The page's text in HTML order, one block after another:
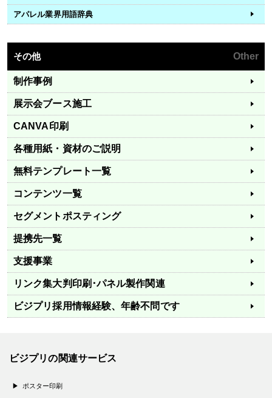
アパレル業界用語辞典
その他 Other
制作事例
展示会ブース施工
CANVA印刷
各種用紙・資材のご説明
無料テンプレート一覧
コンテンツ一覧
セグメントポスティング
提携先一覧
支援事業
リンク集大判印刷･パネル製作関連
ビジプリ採用情報経験、年齢不問です
ビジプリの関連サービス
ポスター印刷